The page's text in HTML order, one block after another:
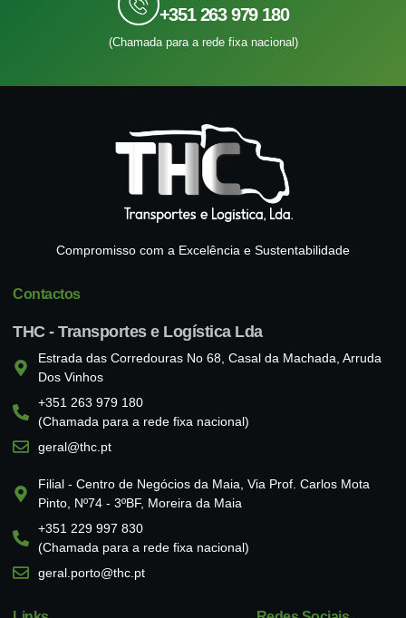
+351 263 979 180
(Chamada para a rede fixa nacional)
Compromisso com a Excelência e Sustentabilidade
Contactos
THC - Transportes e Logística Lda
Estrada das Corredouras No 68, Casal da Machada, Arruda
Dos Vinhos
+351 263 979 180
(Chamada para a rede fixa nacional)
geral@thc.pt
Filial - Centro de Negócios da Maia, Via Prof. Carlos Mota
Pinto, Nº74 - 3ºBF, Moreira da Maia
+351 229 997 830
(Chamada para a rede fixa nacional)
geral.porto@thc.pt